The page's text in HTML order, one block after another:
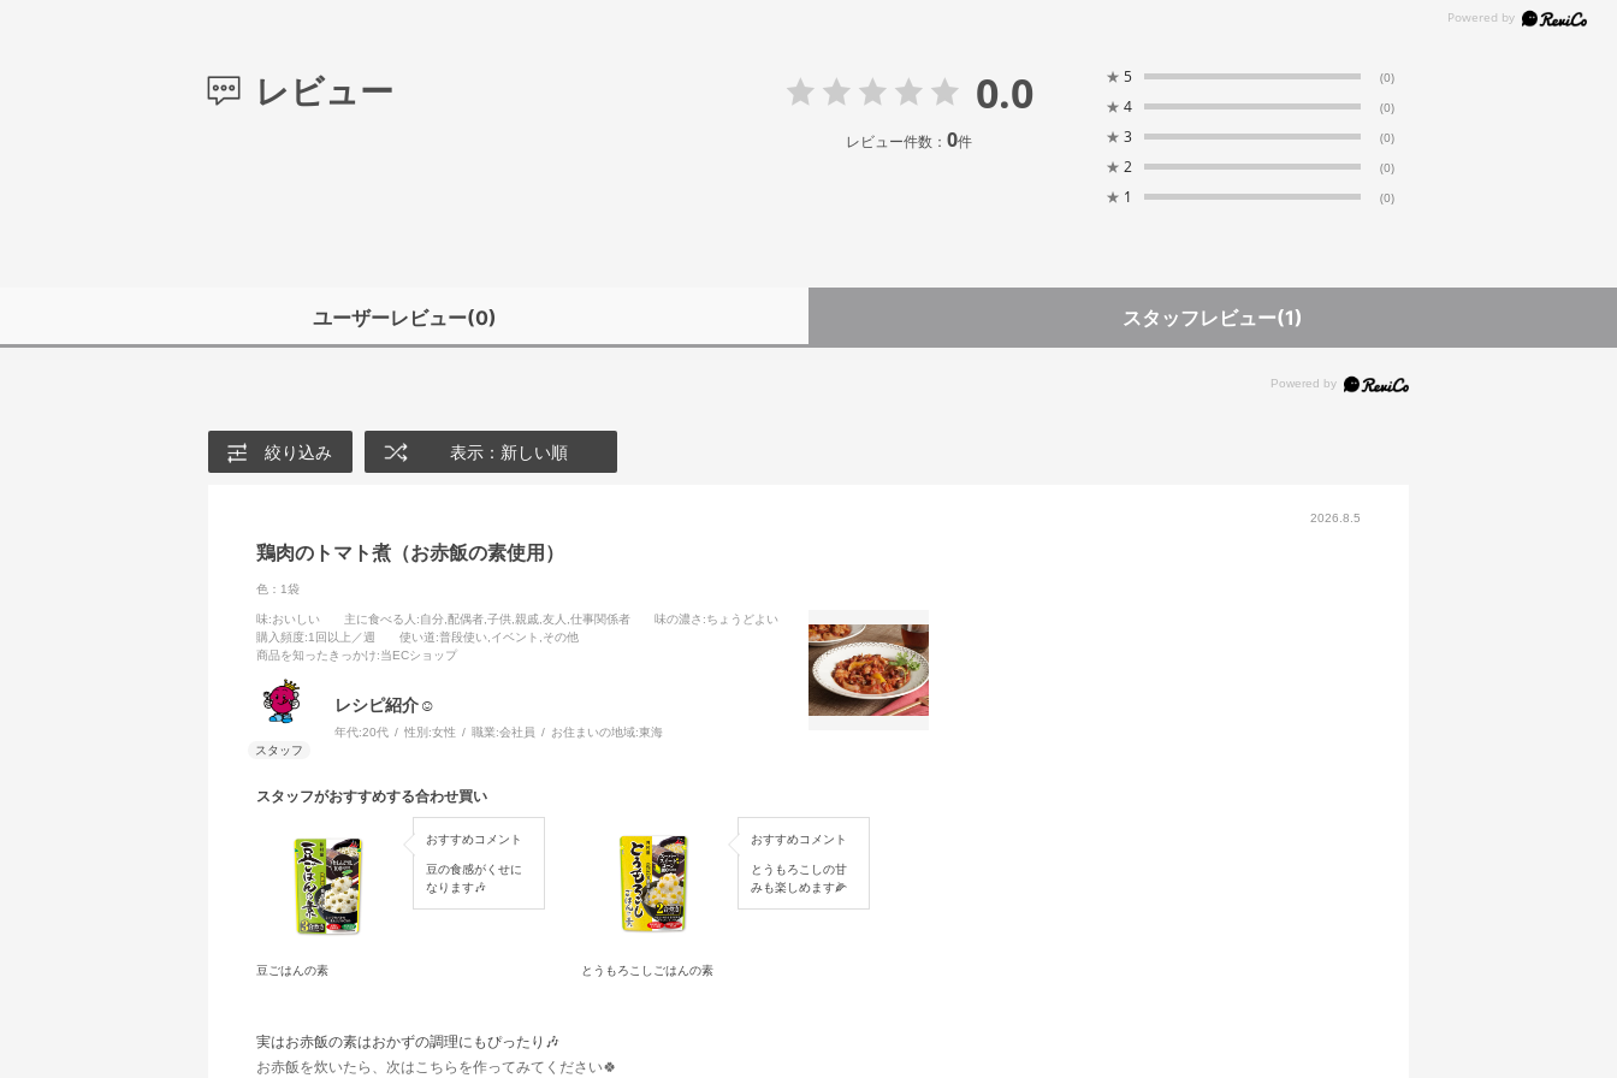
レビュー 0.0
レビュー件数： 0件
★ 5 (0)
★ 4 (0)
★ 3 (0)
★ 2 (0)
★ 1 (0)
ユーザーレビュー(0) スタッフレビュー(1)
絞り込み 表示：新しい順
2026.8.5
鶏肉のトマト煮（お赤飯の素使用）
色：1袋
味:おいしい 主に食べる人 :自分,配偶者,子供,親戚,友人,仕事関係者 味の濃さ :ちょうどよい
購入頻度:1回以上／週 使い道:普段使い,イベント,その他
商品を知ったきっかけ:当ECショップ
レシピ紹介☺
年代:20代 性別:女性 職業:会社員 お住まいの地域:東海
スタッフがおすすめする合わせ買い
豆ごはんの素
おすすめコメント
豆の食感がくせに
なります🎶
とうもろこしごはんの素
おすすめコメント
とうもろこしの甘
みも楽しめます🌽
実はお赤飯の素はおかずの調理にもぴったり🎶
お赤飯を炊いたら、次はこちらを作ってみてください🍀